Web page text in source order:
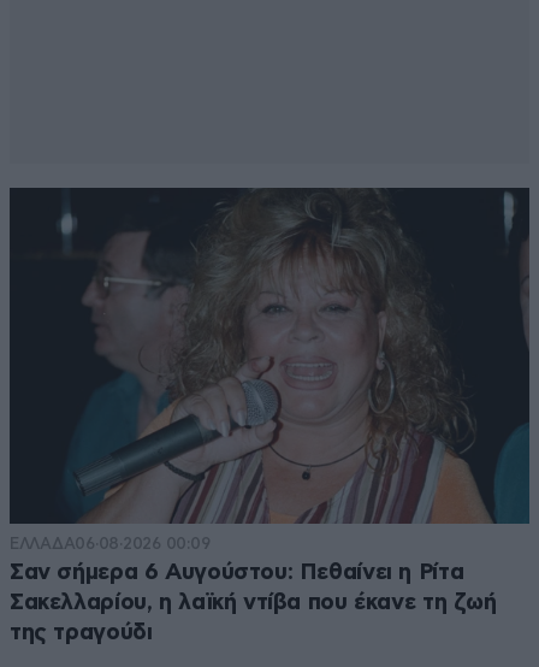
ΣΥΡΙΖΑ, με την περίφανη διαπραγμάτευση
που έκαναν με απώτερο σκοπό την έξοδο
από την Ευρωζώνη και την ΕΕ, μας
φόρτωσαν εν ΜΙΑ νυκτί €100δις αχρείαστο
χρέος. Άρα, οι άλλοι δημιούργησαν (κακώς)
ένα χρέος 200δις σε 40 χρόνια, ενω ο
Λαφαζάνης και η παρέα του σε μια νύκτα
έβαλαν άλλα 100δις. Αυτοί όμως δεν
χρεοκόπησαν τη χώρα, την βοήθησαν, ε?!
Απαντήστε
ΞΥΝΑ ΣΤΑΦΥΛΙΑ 09·07·2025 17:12
Ο σοφός λαός έχει πει : ΠΑΛΙΑ ΞΥΝΑ ΣΤΑΦΫΛΙΑ ………
ΕΛΛΑΔΑ06·08·2026 00:09
Σαν σήμερα 6 Αυγούστου: Πεθαίνει η Ρίτα
Σακελλαρίου, η λαϊκή ντίβα που έκανε τη ζωή
της τραγούδι